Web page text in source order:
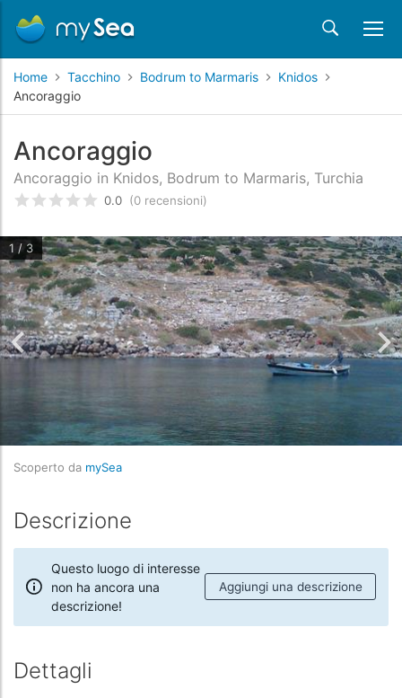
Home Tacchino Bodrum to Marmaris
Knidos
Ancoraggio
Ancoraggio
Ancoraggio in Knidos, Bodrum to Marmaris, Turchia
Valutato0/5 basata surecensioni dei clienti
0.0 (0 recensioni)
1 / 3
Scoperto da mySea
Descrizione
Questo luogo di interesse
non ha ancora una
descrizione!
Aggiungi una descrizione
Dettagli